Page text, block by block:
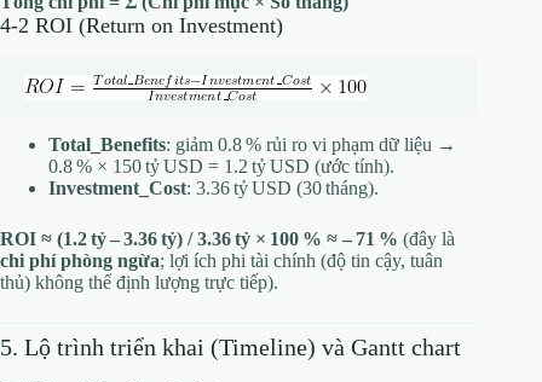
4‑2 ROI (Return on Investment)
Total_Benefits: giảm 0.8 % rủi ro vi phạm dữ liệu →
0.8 % × 150 tỷ USD = 1.2 tỷ USD (ước tính).
Investment_Cost: 3.36 tỷ USD (30 tháng).
ROI ≈ (1.2 tỷ – 3.36 tỷ) / 3.36 tỷ × 100 % ≈ – 71 % (đây là
chi phí phòng ngừa; lợi ích phi tài chính (độ tin cậy, tuân
thủ) không thể định lượng trực tiếp).
5. Lộ trình triển khai (Timeline) và Gantt chart